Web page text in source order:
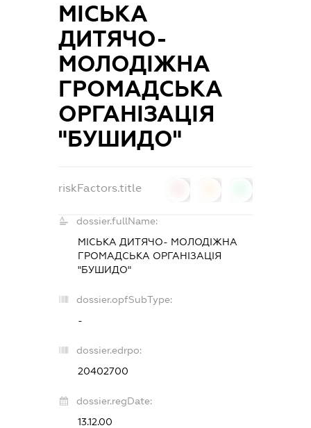
МІСЬКА
ДИТЯЧО-
МОЛОДІЖНА
ГРОМАДСЬКА
ОРГАНІЗАЦІЯ
"БУШИДО"
riskFactors.title
dossier.fullName:
МІСЬКА ДИТЯЧО- МОЛОДІЖНА
ГРОМАДСЬКА ОРГАНІЗАЦІЯ
"БУШИДО"
dossier.opfSubType:
-
dossier.edrpo:
20402700
dossier.regDate:
13.12.00